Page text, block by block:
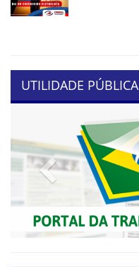
UTILIDADE PÚBLICA
Previous